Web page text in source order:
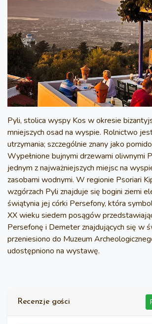
Pyli, stolica wyspy Kos w okresie
mniejszych osad na wyspie. Rolnictwo
utrzymania; szczególnie znany jako
Wypełnione bujnymi drzewami oliwnymi
jednym z najważniejszych miejsc na
zasobami wodnymi. W regionie Psoriari
wzgórzach Pyli znajduje się bogini ziemi
świątynia jej córki Persefony, która
XX wieku siedem posągów
Persefonę i Demeter znajdujących się w
przeniesiono do Muzeum
udostępniono na wystawę.
Recenzje gości